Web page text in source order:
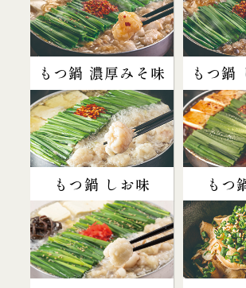
もつ鍋 濃厚みそ味 もつ鍋
もつ鍋 しお味 もつ